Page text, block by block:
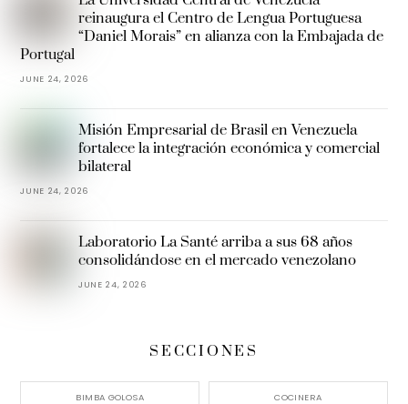
reinaugura el Centro de Lengua Portuguesa
“Daniel Morais” en alianza con la Embajada de
Portugal
JUNE 24, 2026
Misión Empresarial de Brasil en Venezuela
fortalece la integración económica y comercial
bilateral
JUNE 24, 2026
Laboratorio La Santé arriba a sus 68 años
consolidándose en el mercado venezolano
JUNE 24, 2026
SECCIONES
BIMBA GOLOSA COCINERA